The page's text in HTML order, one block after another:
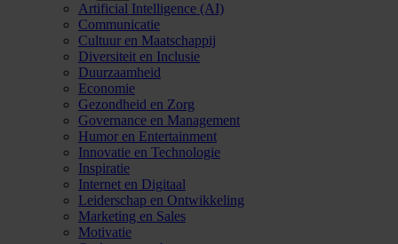
Artificial Intelligence (AI)
Communicatie
Cultuur en Maatschappij
Diversiteit en Inclusie
Duurzaamheid
Economie
Gezondheid en Zorg
Governance en Management
Humor en Entertainment
Innovatie en Technologie
Inspiratie
Internet en Digitaal
Leiderschap en Ontwikkeling
Marketing en Sales
Motivatie